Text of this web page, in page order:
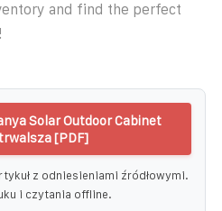
and find the perfect
Solar Outdoor Cabinet
[PDF]
z odniesieniami źródłowymi.
i czytania offline.